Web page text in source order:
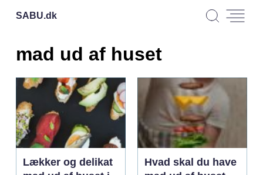
SABU.dk
mad ud af huset
Lækker og delikat
Hvad skal du have